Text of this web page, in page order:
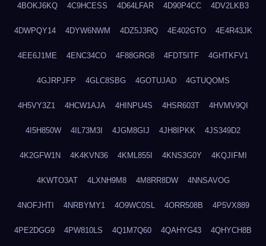
4BOKJ6KQ 4C9HCESS 4D64LFAR 4D90P4CC 4DV2LKB3
4DWPQY14 4DYW6NWM 4DZ5J3RQ 4E402GTO 4E4R43JK
4EE6J1ME 4ENC34CO 4F88GRG8 4FDT5ITF 4GHTKFV1
4GJRPJFP 4GLC8SBG 4GOTUJAD 4GTUQOMS
4H5VY3Z1 4HCW1AJA 4HINPU4S 4HSR603T 4HVMV9QI
4I5H850W 4IL73M3I 4JGM8GIJ 4JH8IPKK 4JS349D2
4K2GFW1N 4K4KVN36 4KML855I 4KNS3G0Y 4KQJIFMI
4KWTO3AT 4LXNH9M8 4M8RR8DW 4NNSAVOG
4NOFJHTI 4NRBYMY1 4O9WC0SL 4ORR508B 4P5VX889
4PE2DGG9 4PW810LS 4Q1M7Q60 4QAHYG43 4QHYCH8B